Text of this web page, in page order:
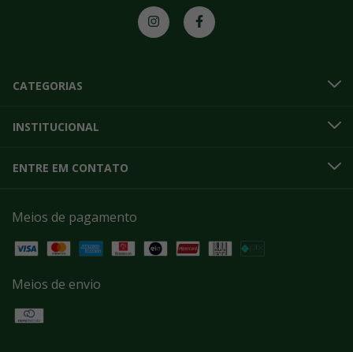
CATEGORIAS
INSTITUCIONAL
ENTRE EM CONTATO
Meios de pagamento
Meios de envio